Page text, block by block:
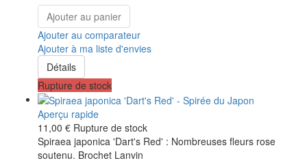
Ajouter au panier
Ajouter au comparateur
Ajouter à ma liste d'envies
Détails
Rupture de stock
Aperçu rapide
11,00 € Rupture de stock
Spiraea japonica 'Dart's Red' : Nombreuses fleurs rose
soutenu. Brochet Lanvin